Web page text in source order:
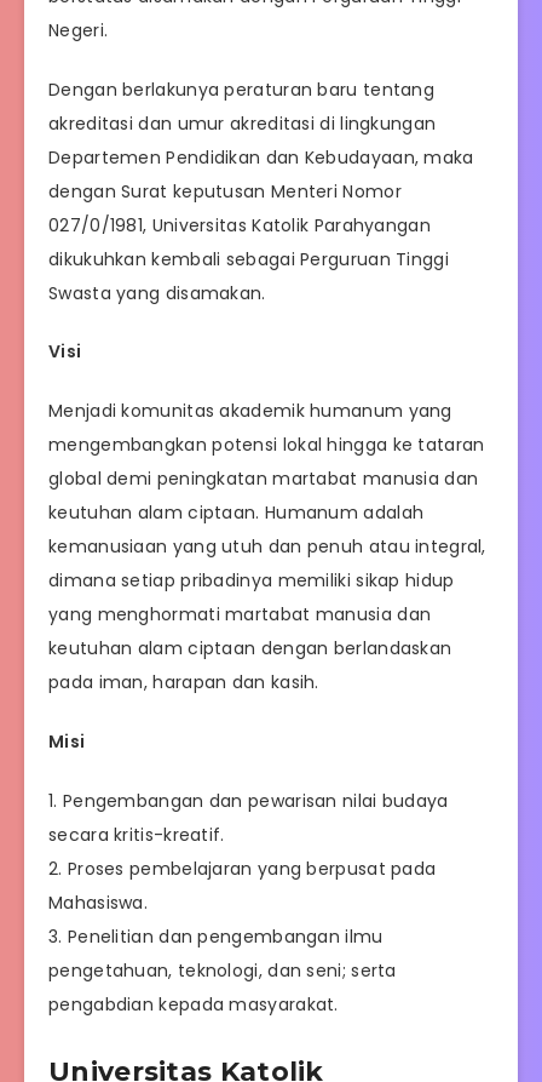
Negeri.
Dengan berlakunya peraturan baru tentang
akreditasi dan umur akreditasi di lingkungan
Departemen Pendidikan dan Kebudayaan, maka
dengan Surat keputusan Menteri Nomor
027/0/1981, Universitas Katolik Parahyangan
dikukuhkan kembali sebagai Perguruan Tinggi
Swasta yang disamakan.
Visi
Menjadi komunitas akademik humanum yang
mengembangkan potensi lokal hingga ke tataran
global demi peningkatan martabat manusia dan
keutuhan alam ciptaan. Humanum adalah
kemanusiaan yang utuh dan penuh atau integral,
dimana setiap pribadinya memiliki sikap hidup
yang menghormati martabat manusia dan
keutuhan alam ciptaan dengan berlandaskan
pada iman, harapan dan kasih.
Misi
1. Pengembangan dan pewarisan nilai budaya
secara kritis-kreatif.
2. Proses pembelajaran yang berpusat pada
Mahasiswa.
3. Penelitian dan pengembangan ilmu
pengetahuan, teknologi, dan seni; serta
pengabdian kepada masyarakat.
Universitas Katolik